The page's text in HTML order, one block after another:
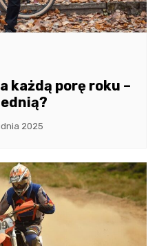
każdą porę roku –
2025